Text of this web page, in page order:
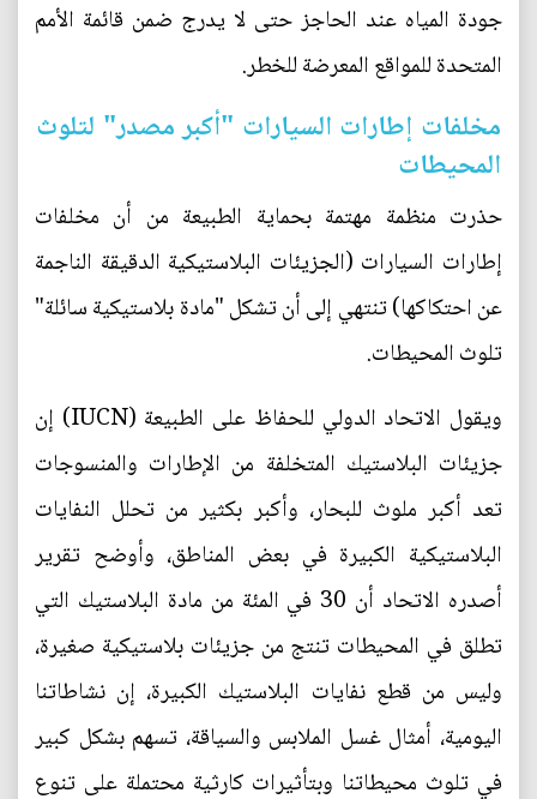
جودة المياه عند الحاجز حتى لا يدرج ضمن قائمة الأمم
المتحدة للمواقع المعرضة للخطر.
مخلفات إطارات السيارات "أكبر مصدر" لتلوث
المحيطات
حذرت منظمة مهتمة بحماية الطبيعة من أن مخلفات
إطارات السيارات (الجزيئات البلاستيكية الدقيقة الناجمة
عن احتكاكها) تنتهي إلى أن تشكل "مادة بلاستيكية سائلة"
تلوث المحيطات.
ويقول الاتحاد الدولي للحفاظ على الطبيعة (IUCN) إن
جزيئات البلاستيك المتخلفة من الإطارات والمنسوجات
تعد أكبر ملوث للبحار، وأكبر بكثير من تحلل النفايات
البلاستيكية الكبيرة في بعض المناطق، وأوضح تقرير
أصدره الاتحاد أن 30 في المئة من مادة البلاستيك التي
تطلق في المحيطات تنتج من جزيئات بلاستيكية صغيرة،
وليس من قطع نفايات البلاستيك الكبيرة، إن نشاطاتنا
اليومية، أمثال غسل الملابس والسياقة، تسهم بشكل كبير
في تلوث محيطاتنا وبتأثيرات كارثية محتملة على تنوع